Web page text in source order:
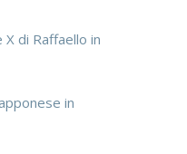
di Raffaello in
in